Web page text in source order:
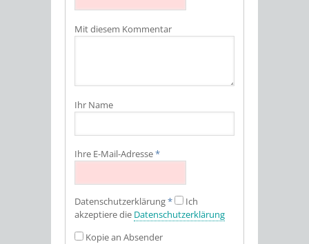
Mit diesem Kommentar
Ihr Name
Ihre E-Mail-Adresse*
Datenschutz­erklärung*
Ich
akzeptiere die Datenschutz­erklärung
Kopie an Absender